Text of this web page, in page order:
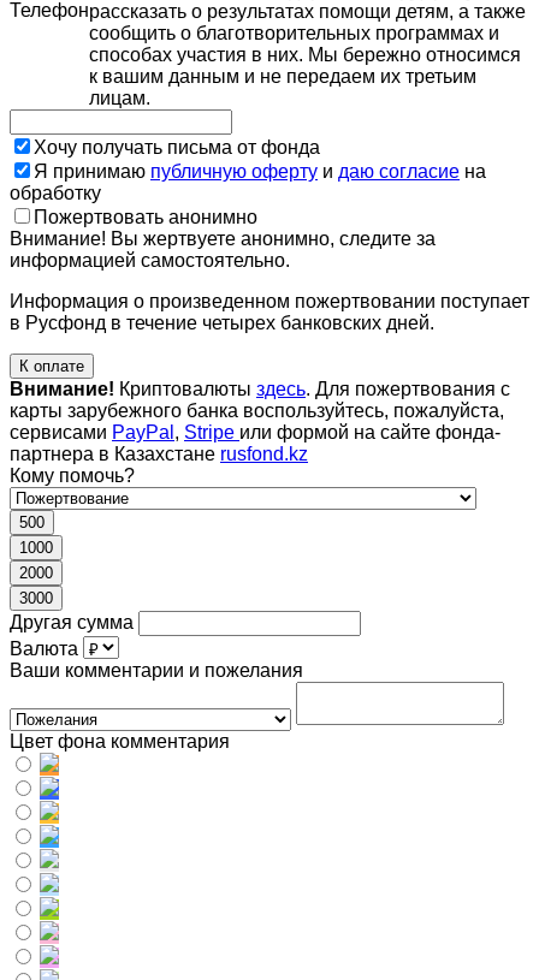
Телефонрассказать о результатах помощи детям, а также
сообщить о благотворительных программах и
способах участия в них. Мы бережно относимся
к вашим данным и не передаем их третьим
лицам.
Хочу получать письма от фонда
Я принимаю публичную оферту и даю согласие на
обработку
Пожертвовать анонимно
Внимание! Вы жертвуете анонимно, следите за
информацией самостоятельно.
Информация о произведенном пожертвовании поступает
в Русфонд в течение четырех банковских дней.
К оплате
Внимание! Криптовалюты здесь. Для пожертвования с
карты зарубежного банка воспользуйтесь, пожалуйста,
сервисами PayPal , Stripe или формой на сайте фонда-
партнера в Казахстане rusfond.kz
Кому помочь?
500
1000
2000
3000
Другая сумма
Валюта
Ваши комментарии и пожелания
Цвет фона комментария